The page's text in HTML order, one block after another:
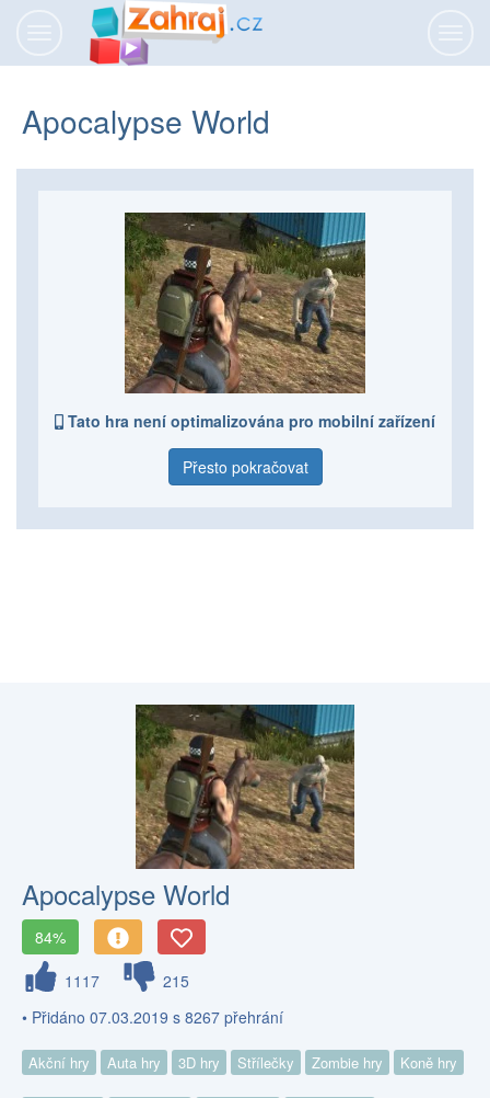
Apocalypse World
Tato hra není optimalizována pro mobilní zařízení
Přesto pokračovat
Apocalypse World
84%
1117
215
• Přidáno 07.03.2019 s 8267 přehrání
Akční hry Auta hry 3D hry Střílečky Zombie hry Koně hry